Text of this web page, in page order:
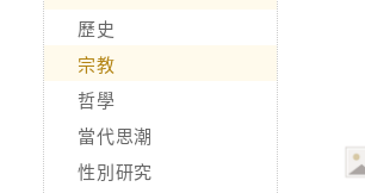
歷史
宗教
哲學
當代思潮
性別研究